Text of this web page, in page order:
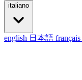
italiano
english 日本語 français